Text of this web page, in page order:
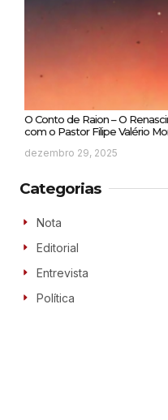
O Conto de Raion – O
com o Pastor Filipe Valério
dezembro 29, 2025
Categorias
Nota
Editorial
Entrevista
Política